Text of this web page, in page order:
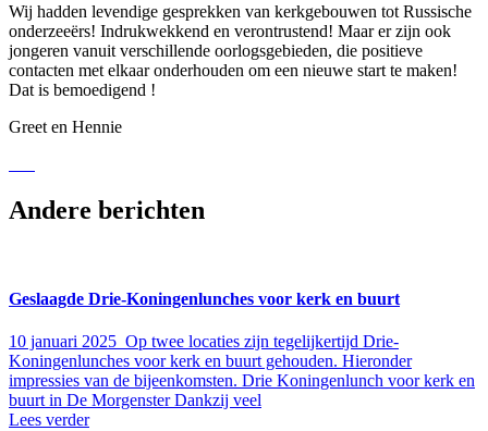
Wij hadden levendige gesprekken van kerkgebouwen tot Russische
onderzeeërs! Indrukwekkend en verontrustend! Maar er zijn ook
jongeren vanuit verschillende oorlogsgebieden, die positieve
contacten met elkaar onderhouden om een nieuwe start te maken!
Dat is bemoedigend !
Greet en Hennie
Andere berichten
Geslaagde Drie-Koningenlunches voor kerk en buurt
10 januari 2025 Op twee locaties zijn tegelijkertijd Drie-
Koningenlunches voor kerk en buurt gehouden. Hieronder
impressies van de bijeenkomsten. Drie Koningenlunch voor kerk en
buurt in De Morgenster Dankzij veel
Lees verder